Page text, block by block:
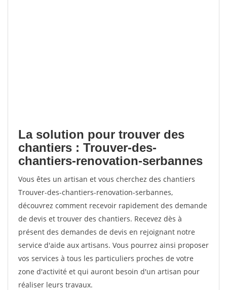
La solution pour trouver des
chantiers : Trouver-des-
chantiers-renovation-serbannes
Vous êtes un artisan et vous cherchez des chantiers
Trouver-des-chantiers-renovation-serbannes,
découvrez comment recevoir rapidement des demande
de devis et trouver des chantiers. Recevez dès à
présent des demandes de devis en rejoignant notre
service d'aide aux artisans. Vous pourrez ainsi proposer
vos services à tous les particuliers proches de votre
zone d'activité et qui auront besoin d'un artisan pour
réaliser leurs travaux.